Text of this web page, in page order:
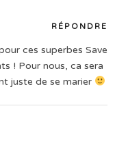
RÉPONDRE
ces superbes Save
! Pour nous, ca sera
juste de se marier